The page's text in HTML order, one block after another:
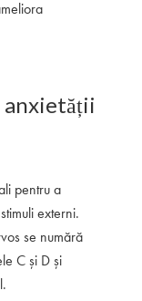
anxietății
pentru a
externi.
se numără
C și D și